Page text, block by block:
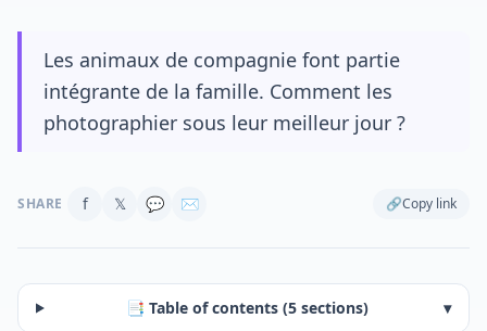
Les animaux de compagnie font partie
intégrante de la famille. Comment les
photographier sous leur meilleur jour ?
SHARE f 𝕏 💬 ✉ 🔗Copy link
📑 Table of contents (5 sections) ▾